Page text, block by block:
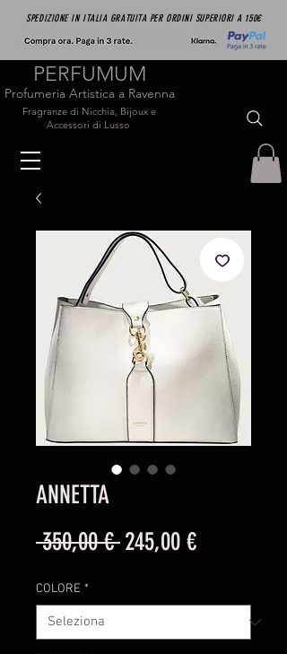
PERFUMUM
Profumeria Artistica a Ravenna
Fragranze di Nicchia, Bijoux e
Accessori di Lusso
SPEDIZIONE IN ITALIA GRATUITA PER ORDINI SUPERIORI A 150€
ANNETTA
350,00 € Prezzo
245,00 €Prezzo
COLORE *